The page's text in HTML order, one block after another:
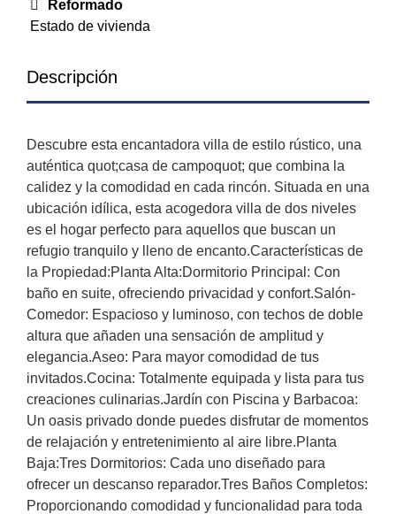
Reformado
Estado de vivienda
Descripción
Descubre esta encantadora villa de estilo rústico, una
auténtica quot;casa de campoquot; que combina la
calidez y la comodidad en cada rincón. Situada en una
ubicación idílica, esta acogedora villa de dos niveles
es el hogar perfecto para aquellos que buscan un
refugio tranquilo y lleno de encanto.Características de
la Propiedad:Planta Alta:Dormitorio Principal: Con
baño en suite, ofreciendo privacidad y confort.Salón-
Comedor: Espacioso y luminoso, con techos de doble
altura que añaden una sensación de amplitud y
elegancia.Aseo: Para mayor comodidad de tus
invitados.Cocina: Totalmente equipada y lista para tus
creaciones culinarias.Jardín con Piscina y Barbacoa:
Un oasis privado donde puedes disfrutar de momentos
de relajación y entretenimiento al aire libre.Planta
Baja:Tres Dormitorios: Cada uno diseñado para
ofrecer un descanso reparador.Tres Baños Completos:
Proporcionando comodidad y funcionalidad para toda